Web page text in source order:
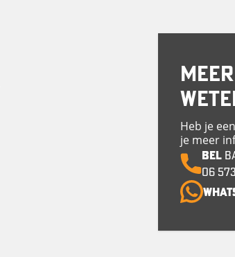
MEER
Heb je
je meer
BEL
06